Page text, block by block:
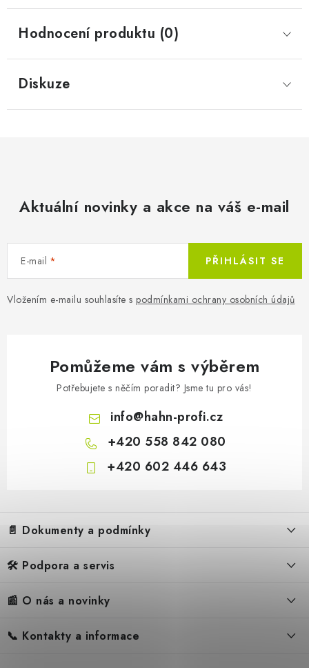
Hodnocení produktu (0)
Diskuze
Aktuální novinky a akce na váš e-mail
E-mail
Vložením e-mailu souhlasíte s podmínkami ochrany osobních údajů
PŘIHLÁSIT SE
Pomůžeme vám s výběrem
Potřebujete s něčím poradit? Jsme tu pro vás!
info@hahn-profi.cz
+420 558 842 080
+420 602 446 643
a
t
📄 Dokumenty a podmínky
Obchodní podmínky
Zpětný odběr elektrozařízení
🛠️ Podpora a servis
FAQ – Často kladené otázky
📰 O nás a novinky
Novinky
📞 Kontakty a informace